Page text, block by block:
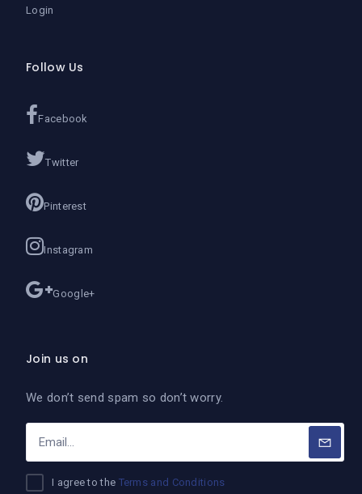
Login
Follow Us
Facebook
Twitter
Pinterest
Instagram
Google+
Join us on
We don’t send spam so don’t worry.
I agree to the Terms and Conditions